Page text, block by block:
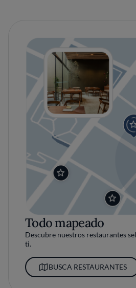
Todo mapeado
Descubre nuestros restaurantes
ti.
BUSCA RESTAURANTES